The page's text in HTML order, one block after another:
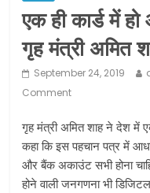
एक ही कार्ड में
गृह मंत्री अमित
September 24, 2019
Comment
गृह मंत्री अमित शाह ने देश में
कहा कि इस पहचान पत्र में
और बैंक अकाउंट सभी होना
होने वाली जनगणना भी